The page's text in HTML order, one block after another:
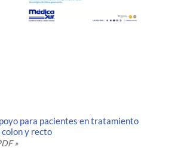
para pacientes en tratamiento
colon y recto
»